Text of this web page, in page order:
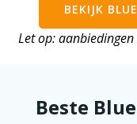
BEKIJK
Let op:
Beste